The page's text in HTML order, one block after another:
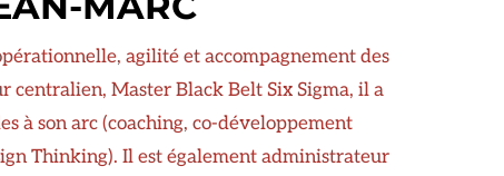
agilité et accompagnement des
centralien, Master Black Belt Six Sigma, il a
à son arc (coaching, co-développement
Thinking). Il est également administrateur